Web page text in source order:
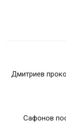
Дмитриев
Сафонов